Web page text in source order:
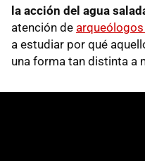
la acción del agua
atención de
a estudiar por qué
una forma tan distinta a